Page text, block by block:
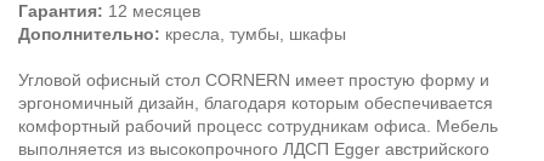
Гарантия: 12 месяцев
Дополнительно: кресла, тумбы, шкафы
Угловой офисный стол CORNERN имеет простую форму и
эргономичный дизайн, благодаря которым обеспечивается
комфортный рабочий процесс сотрудникам офиса. Мебель
выполняется из высокопрочного ЛДСП Egger австрийского